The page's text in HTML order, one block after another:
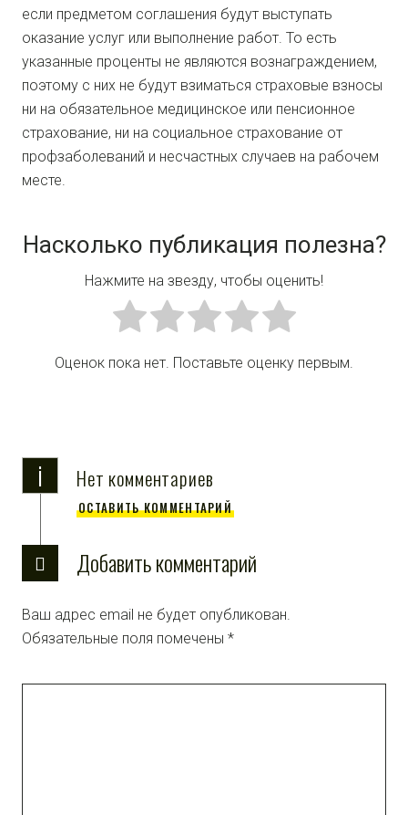
если предметом соглашения будут выступать
оказание услуг или выполнение работ. То есть
указанные проценты не являются вознаграждением,
поэтому с них не будут взиматься страховые взносы
ни на обязательное медицинское или пенсионное
страхование, ни на социальное страхование от
профзаболеваний и несчастных случаев на рабочем
месте.
Насколько публикация полезна?
Нажмите на звезду, чтобы оценить!
Оценок пока нет. Поставьте оценку первым.
i Нет комментариев
ОСТАВИТЬ КОММЕНТАРИЙ
Добавить комментарий
Ваш адрес email не будет опубликован.
Обязательные поля помечены *